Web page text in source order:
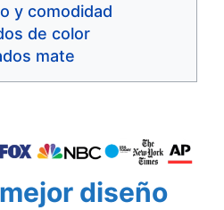
y comodidad
de color
mate
diseño